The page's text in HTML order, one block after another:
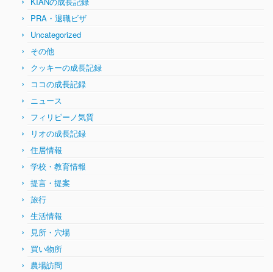
PRA・退職ビザ
Uncategorized
その他
クッキーの成長記録
ココの成長記録
ニュース
フィリピーノ気質
リオの成長記録
住居情報
学校・教育情報
提言・提案
旅行
生活情報
見所・穴場
買い物所
農場訪問